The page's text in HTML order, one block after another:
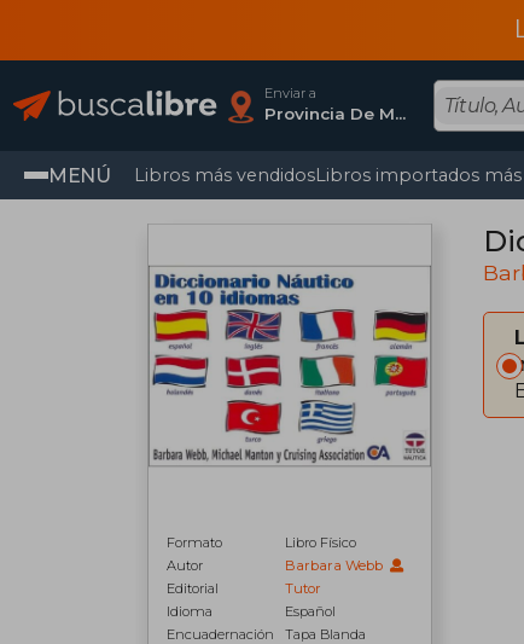
Enviar a
Provincia De Madrid
MENÚ Libros más vendidosLibros importados
Formato
Libro Físico
Autor
Barbara Webb
Editorial
Tutor
Idioma
Español
Encuadernación
Tapa Blanda